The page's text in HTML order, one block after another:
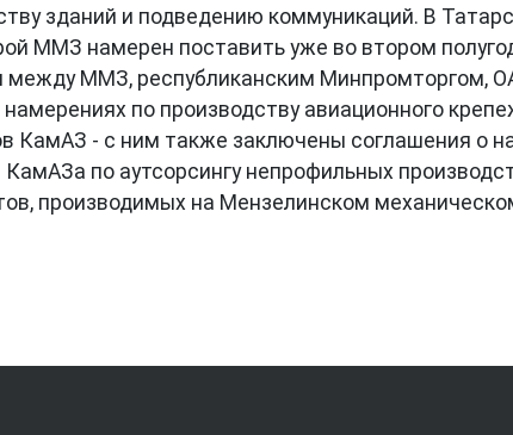
зданий и подведению коммуникаций. В
ММЗ намерен поставить уже во втором
между ММЗ, республиканским Минпромторгом,
по производству авиационного
КамАЗ - с ним также заключены соглашения о
по аутсорсингу непрофильных
производимых на Мензелинском